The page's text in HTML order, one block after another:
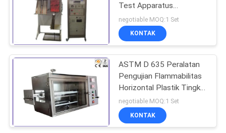
Test Apparatus
Permukaan Flammability
Tester
negotiable MOQ:1 Set
KONTAK
ASTM D 635 Peralatan
Pengujian Flammabilitas
Horizontal Plastik Tingkat
Burning Rate
negotiable MOQ:1 Set
KONTAK